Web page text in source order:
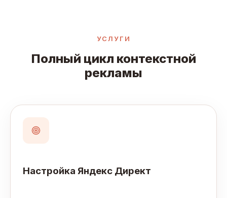
УСЛУГИ
Полный цикл контекстной
рекламы
Настройка Яндекс Директ